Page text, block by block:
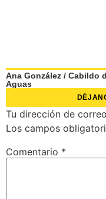
Ana González / Cabildo
Aguas
Tu dirección de
Los campos
Comentario *